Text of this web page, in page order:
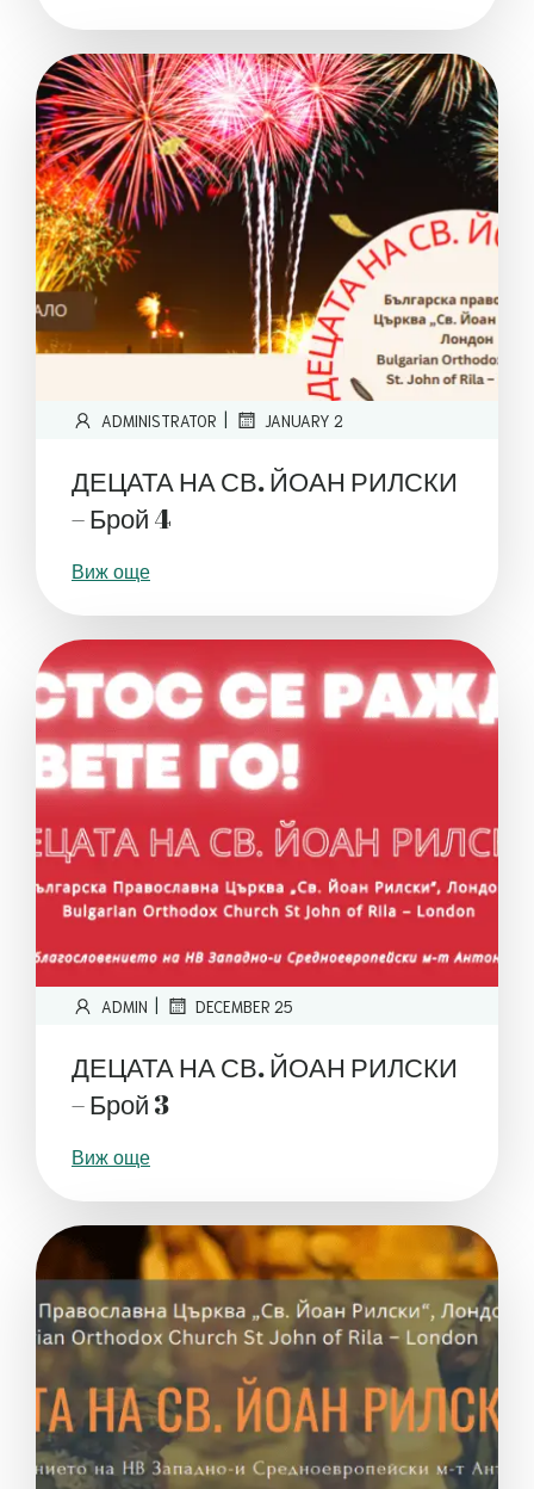
ADMINISTRATOR | JANUARY 2
ДЕЦАТА НА СВ. ЙОАН РИЛСКИ
– Брой 4
Виж още
ADMIN | DECEMBER 25
ДЕЦАТА НА СВ. ЙОАН РИЛСКИ
– Брой 3
Виж още